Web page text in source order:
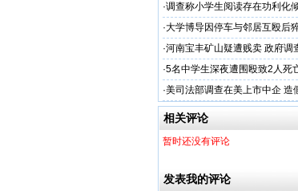
·调查称小学生阅读存在功利化
·大学博导因停车与邻居互殴后
·河南宝丰矿山疑遭贱卖 政府调
·5名中学生深夜遭围殴致2人死
·美司法部调查在美上市中企 造
相关评论
暂时还没有评论
发表我的评论